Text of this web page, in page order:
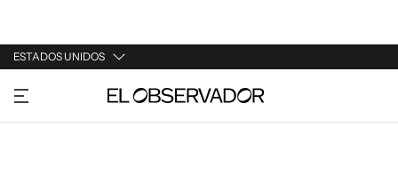
ESTADOS UNIDOS
URUGUAY
ARGENTINA